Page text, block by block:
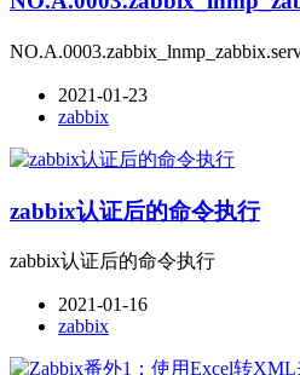
2021-01-23
zabbix
zabbix认证后的命令执行
zabbix认证后的命令执行
2021-01-16
zabbix